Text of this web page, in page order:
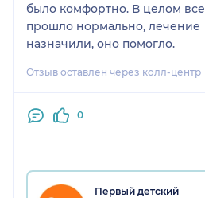
было комфортно. В целом все
прошло нормально, лечение
назначили, оно помогло.
Отзыв оставлен через колл-центр
0
Первый детский